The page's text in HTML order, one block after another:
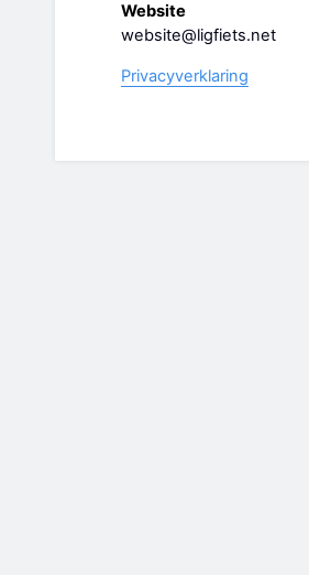
Website
website@ligfiets.net
Privacyverklaring